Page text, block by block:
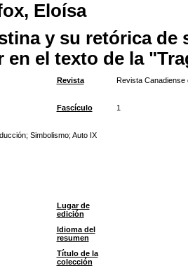
Eloísa
y su retórica
en el texto de la
Revista Revista Canadiense
Fascículo 1
; Simbolismo; Auto IX
Lugar de
edición
Idioma del
resumen
Título de la
colección